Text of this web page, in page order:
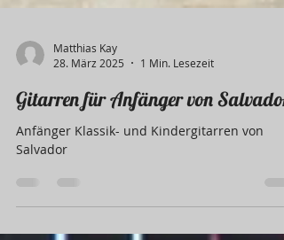
Matthias Kay
28. März 2025
1 Min. Lesezeit
Anfänger Klassik- und Kindergitarren von